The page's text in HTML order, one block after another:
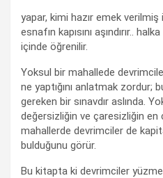
yapar, kimi hazır emek
esnafın kapısını aşındırır..
içinde öğrenilir.
Yoksul bir mahallede
ne yaptığını anlatmak zordur;
gereken bir sınavdır aslında.
değersizliğin ve çaresizliğin en
mahallerde devrimciler de
bulduğunu görür.
Bu kitapta ki devrimciler